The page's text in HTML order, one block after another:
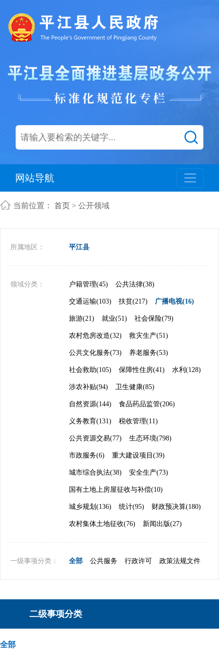
网站导航
当前位置： 首页 > 公开领域
所属地区： 平江县
领域分类： 户籍管理(45) 公共法律(38)
交通运输(103) 扶贫(217) 广播电视(16)
旅游(21) 就业(51) 社会保险(79)
农村危房改造(32) 救灾生产(51)
公共文化服务(73) 养老服务(53)
社会救助(105) 保障性住房(41) 水利(128)
涉农补贴(94) 卫生健康(85)
自然资源(144) 食品药品监管(206)
义务教育(131) 税收管理(11)
公共资源交易(77) 生态环境(798)
市政服务(6) 重大建设项目(39)
城市综合执法(38) 安全生产(73)
国有土地上房屋征收与补偿(10)
城乡规划(136) 统计(95) 财政预决算(180)
农村集体土地征收(76) 新闻出版(27)
一级事项分类： 全部 公共服务 行政许可 政策法规文件
二级事项分类
全部